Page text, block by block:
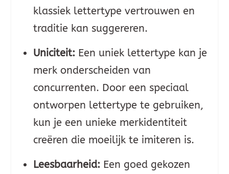
klassiek lettertype vertrouwen en
traditie kan suggereren.
Uniciteit: Een uniek lettertype kan je
merk onderscheiden van
concurrenten. Door een speciaal
ontworpen lettertype te gebruiken,
kun je een unieke merkidentiteit
creëren die moeilijk te imiteren is.
Leesbaarheid: Een goed gekozen